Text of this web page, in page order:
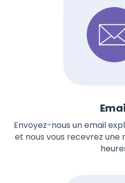
Envoyez-nous un email
et nous vous recevrez une